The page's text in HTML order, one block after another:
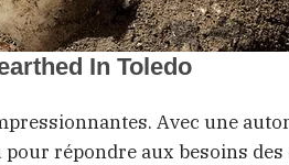
Avec une
répondre aux besoins